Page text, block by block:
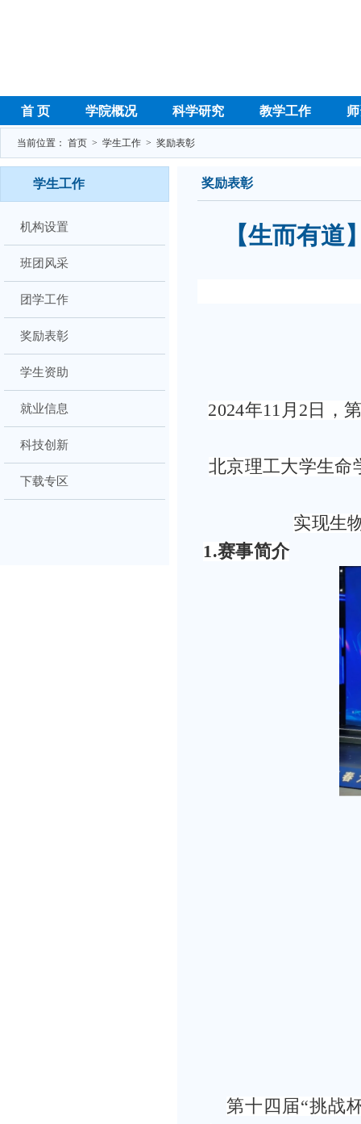
首 页 学院概况 科学研究 教学工作
当前位置： 首页 > 学生工作 > 奖励表彰
学生工作
机构设置
班团风采
团学工作
奖励表彰
学生资助
就业信息
科技创新
下载专区
奖励表彰
【生而有
2024年11月2日，
北京理工大学生命
实现生
1.赛事简介
第十四届“挑战